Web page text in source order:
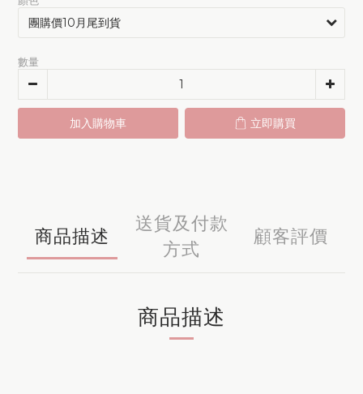
數量
加入購物車 立即購買
商品描述
送貨及付款
方式
顧客評價
商品描述